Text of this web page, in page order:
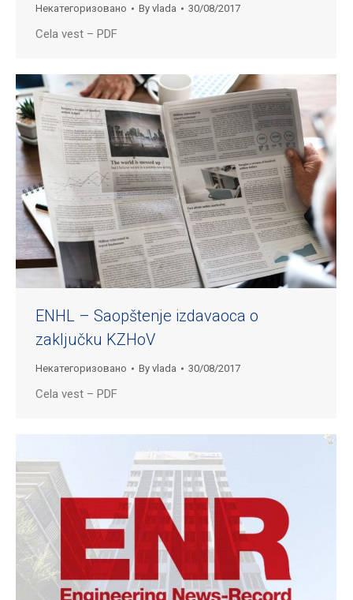
Некатегоризовано By vlada 30/08/2017
Cela vest – PDF
ENHL – Saopštenje izdavaoca o
zaključku KZHoV
Некатегоризовано By vlada 30/08/2017
Cela vest – PDF